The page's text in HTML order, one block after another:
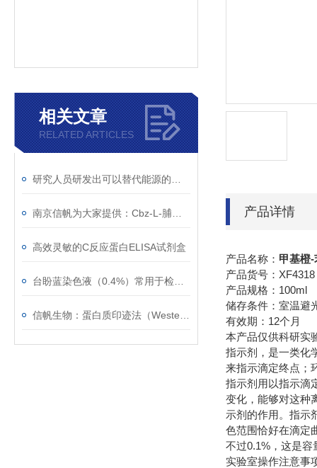
相关文章
RELATED ARTICLES
高效灵敏的C反应蛋白ELISA试剂盒
产品详情
产品名称： 甲基橙
产品货号：XF4318
产品规格：100ml
储存条件：室温避
有效期：12个月
本产品仅供科研实
指示剂，是一类化
来指示滴定终点；
指示剂用以指示滴
变化，能够对这种
示剂的作用。指示
色范围恰好在滴定
不过0.1%，这是容
实验室操作注意事